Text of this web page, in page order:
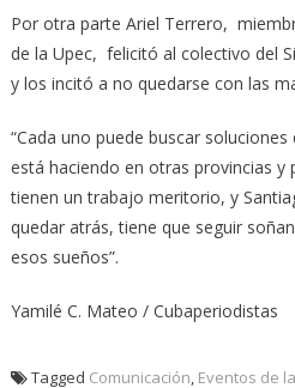
Por otra parte Ariel Terrero,
de la Upec, felicitó al colectivo del
y los incitó a no quedarse con las
“Cada uno puede buscar
está haciendo en otras provincias y
tienen un trabajo meritorio, y
quedar atrás, tiene que seguir
esos sueños”.
Yamilé C. Mateo / Cubaperiodistas
Tagged Comunicación, Eventos de